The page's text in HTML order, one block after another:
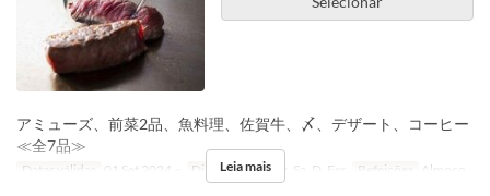
アミューズ、前菜2品、魚料理、佐賀牛、〆、デザート、コーヒー
≪全7品≫
Datas válidas 01 Set 2024 ~ Dias Sg, T, Qi, Sx, Sa, D, Fer Refeições Almoço
Leia mais